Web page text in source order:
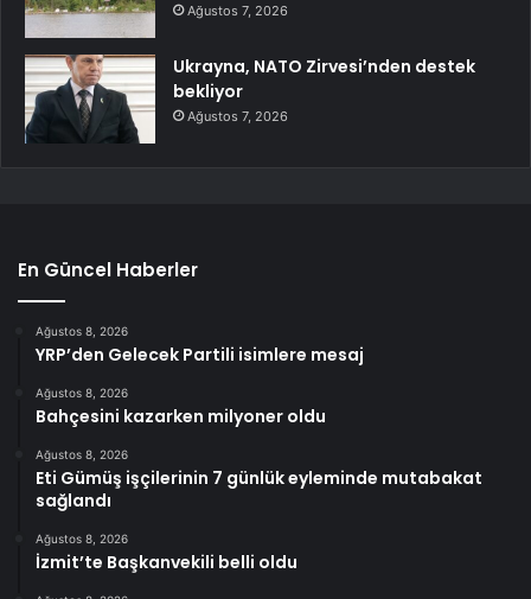
Ağustos 7, 2026
Ukrayna, NATO Zirvesi’nden destek
bekliyor
Ağustos 7, 2026
En Güncel Haberler
Ağustos 8, 2026
YRP’den Gelecek Partili isimlere mesaj
Ağustos 8, 2026
Bahçesini kazarken milyoner oldu
Ağustos 8, 2026
Eti Gümüş işçilerinin 7 günlük eyleminde mutabakat
sağlandı
Ağustos 8, 2026
İzmit’te Başkanvekili belli oldu